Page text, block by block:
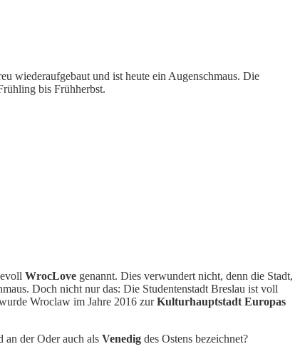
wiederaufgebaut und ist heute ein Augenschmaus. Die
bis Frühherbst.
WrocLove genannt. Dies verwundert nicht, denn die Stadt,
Doch nicht nur das: Die Studentenstadt Breslau ist voll
Wroclaw im Jahre 2016 zurKulturhauptstadt Europas
an der Oder auch als Venedig des Ostens bezeichnet?